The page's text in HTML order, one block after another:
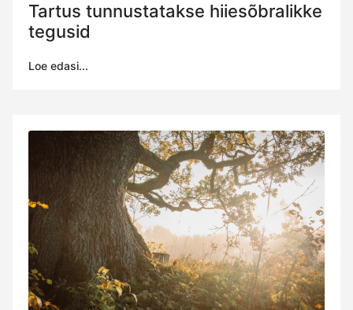
Tartus tunnustatakse hiiesõbralikke
tegusid
Loe edasi...